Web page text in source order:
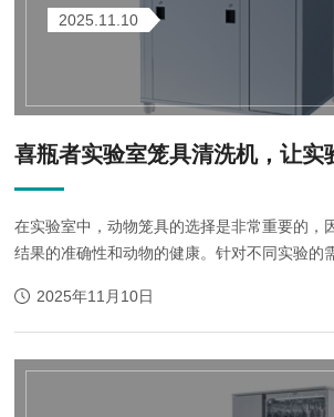
2025.11.10
喜瓶者实验室笼具清洗机，让实
在实验室中，动物笼具的选择是非常重要的，
结果的准确性和动物的健康。针对不同实验的
要选择不同的通风、温度、湿度等...
2025年11月10日